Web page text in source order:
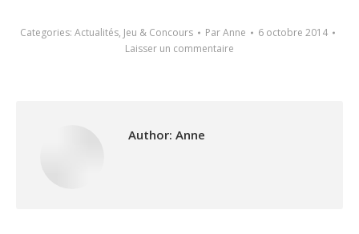
Categories: Actualités, Jeu & Concours ParAnne
6 octobre 2014
Laisser un commentaire
Author: Anne